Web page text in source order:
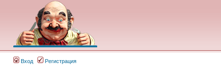
Вход Регистрация